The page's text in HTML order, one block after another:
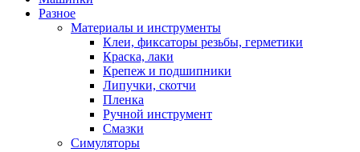
Разное
Материалы и инструменты
Клеи, фиксаторы резьбы, герметики
Краска, лаки
Крепеж и подшипники
Липучки, скотчи
Пленка
Ручной инструмент
Смазки
Симуляторы